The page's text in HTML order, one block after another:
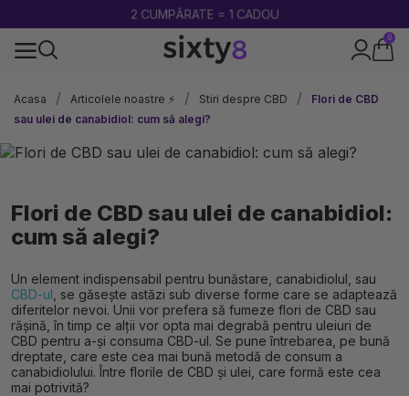
2 CUMPĂRATE = 1 CADOU
0
Acasa
Articolele noastre ⚡ Stiri despre CBD
Flori de CBD
sau ulei de canabidiol: cum să alegi?
Flori de CBD sau ulei de canabidiol:
cum să alegi?
Un element indispensabil pentru bunăstare, canabidiolul, sau
CBD-ul , se găsește astăzi sub diverse forme care se adaptează
diferitelor nevoi. Unii vor prefera să fumeze flori de CBD sau
rășină, în timp ce alții vor opta mai degrabă pentru uleiuri de
CBD pentru a-și consuma CBD-ul. Se pune întrebarea, pe bună
dreptate, care este cea mai bună metodă de consum a
canabidiolului. Între florile de CBD și ulei, care formă este cea
mai potrivită?